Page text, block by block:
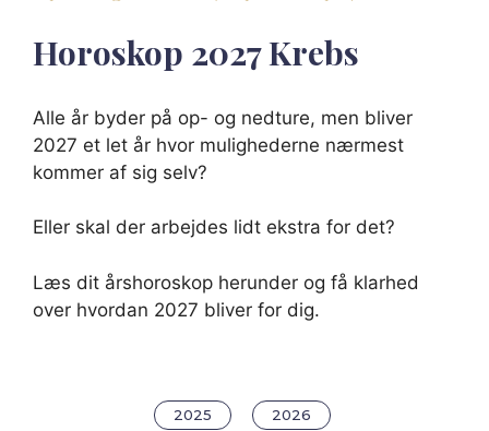
Horoskop 2027Krebs
Alle år byder på op- og nedture, men bliver
2027 et let år hvor mulighederne nærmest
kommer af sig selv?
Eller skal der arbejdes lidt ekstra for det?
Læs dit årshoroskop herunder og få klarhed
over hvordan 2027 bliver for dig.
2025 2026